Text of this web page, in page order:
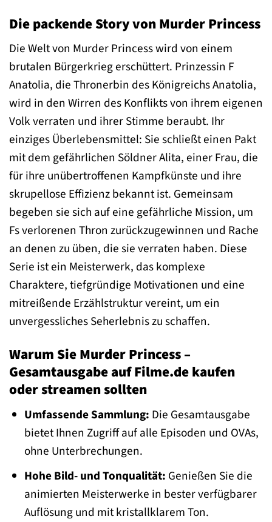
Die packende Story von Murder Princess
Die Welt von Murder Princess wird von einem
brutalen Bürgerkrieg erschüttert. Prinzessin F
Anatolia, die Thronerbin des Königreichs Anatolia,
wird in den Wirren des Konflikts von ihrem eigenen
Volk verraten und ihrer Stimme beraubt. Ihr
einziges Überlebensmittel: Sie schließt einen Pakt
mit dem gefährlichen Söldner Alita, einer Frau, die
für ihre unübertroffenen Kampfkünste und ihre
skrupellose Effizienz bekannt ist. Gemeinsam
begeben sie sich auf eine gefährliche Mission, um
Fs verlorenen Thron zurückzugewinnen und Rache
an denen zu üben, die sie verraten haben. Diese
Serie ist ein Meisterwerk, das komplexe
Charaktere, tiefgründige Motivationen und eine
mitreißende Erzählstruktur vereint, um ein
unvergessliches Seherlebnis zu schaffen.
Warum Sie Murder Princess –
Gesamtausgabe auf Filme.de kaufen
oder streamen sollten
Umfassende Sammlung: Die Gesamtausgabe
bietet Ihnen Zugriff auf alle Episoden und OVAs,
ohne Unterbrechungen.
Hohe Bild- und Tonqualität: Genießen Sie die
animierten Meisterwerke in bester verfügbarer
Auflösung und mit kristallklarem Ton.